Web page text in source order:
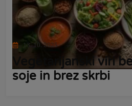
13. 10. 2025
Vegetarijanski viri
soje in brez skrbi